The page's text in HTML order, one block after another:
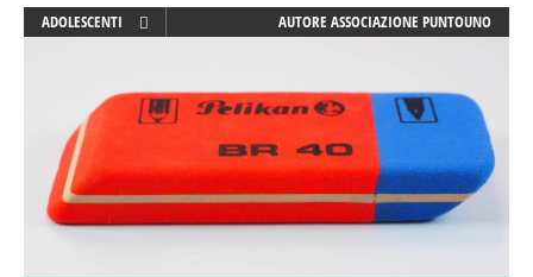
ADOLESCENTI
DOPO SCUOLA
EDUCATORE
FAMIGLIA
GENITORE
AUTORE ASSOCIAZIONE PUNTOUNO